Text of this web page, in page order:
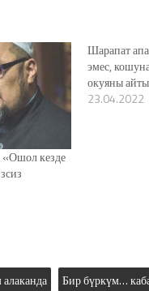
кезде
Шарапат
эмес,
окуяны
23.04.2022
Бир бүркүм…